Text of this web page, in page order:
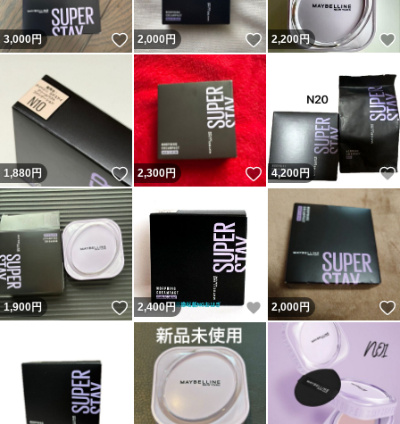
3,000円 いいね！
2,000円 いいね！
2,200円
1,880円 いいね！
2,300円 いいね！
4,200円
1,900円 いいね！
2,400円 いいね！
2,000円